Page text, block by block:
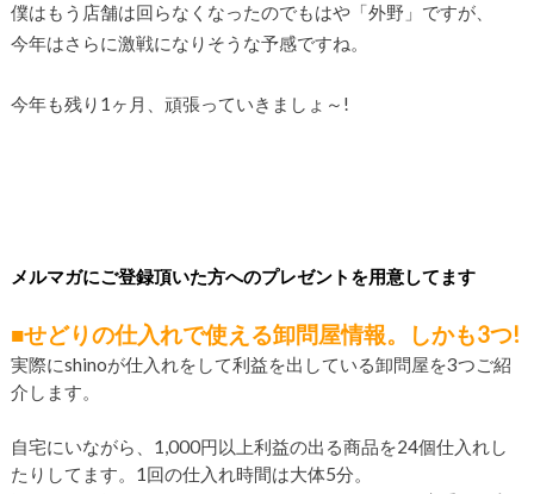
僕はもう店舗は回らなくなったのでもはや「外野」ですが、
今年はさらに激戦になりそうな予感ですね。
今年も残り1ヶ月、頑張っていきましょ～!
メルマガにご登録頂いた方へのプレゼントを用意してます
■せどりの仕入れで使える卸問屋情報。しかも3つ!
実際にshinoが仕入れをして利益を出している卸問屋を3つご紹
介します。
自宅にいながら、1,000円以上利益の出る商品を24個仕入れし
たりしてます。1回の仕入れ時間は大体5分。